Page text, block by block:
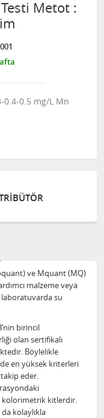
Metot :
0.4-0.5 mg/L Mn
ve Mquant (MQ)
malzeme veya
laboratuvarda su
birincil
olan sertifikalı
Böylelikle
en yüksek kriterleri
eder.
kitlerdir.
kolaylıkla